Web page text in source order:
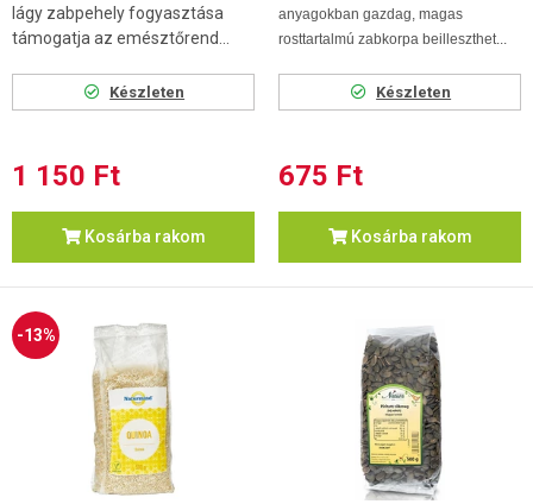
lágy zabpehely fogyasztása
támogatja az emésztőrend...
Készleten
1 150 Ft
Kosárba rakom
anyagokban gazdag, magas
rosttartalmú zabkorpa beilleszthet...
Készleten
675 Ft
Kosárba rakom
-13%